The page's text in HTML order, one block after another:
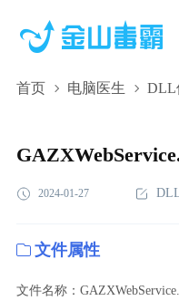
首页 电脑医生 DLL
2024-01-27
文件属性
文件名称：